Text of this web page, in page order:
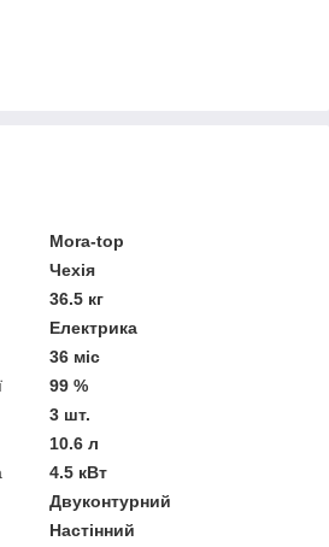
Mora-top
Чехія
36.5 кг
Електрика
36 міс
99 %
3 шт.
10.6 л
4.5 кВт
Двуконтурний
Настінний